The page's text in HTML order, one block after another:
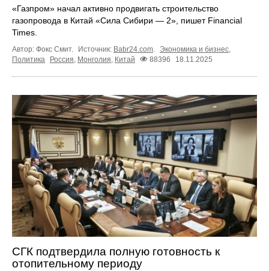
«Газпром» начал активно продвигать строительство
газопровода в Китай «Сила Сибири — 2», пишет Financial
Times.
Автор: Фокс Смит. Источник: Babr24.com Экономика и бизнес
Политика
Россия Монголия Китай 88396 18.11.2025
СГК подтвердила полную готовность к
отопительному периоду